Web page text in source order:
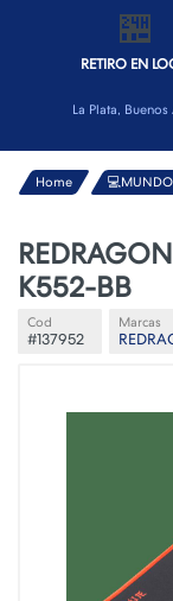
🏪
RETIRO EN
La Plata, Buenos
Home 💻MUNDO
K552-BB
Cod
#137952
Marcas